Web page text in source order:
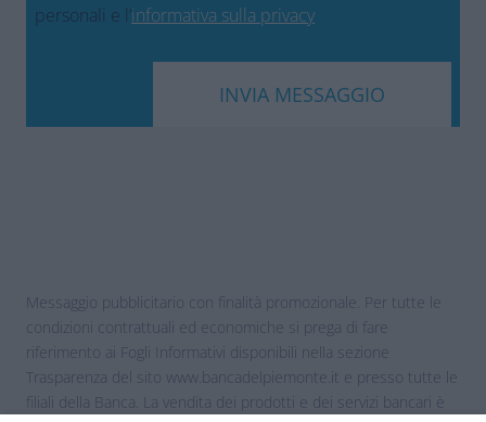
personali e l’informativa sulla privacy
Messaggio pubblicitario con finalità promozionale. Per tutte le
condizioni contrattuali ed economiche si prega di fare
riferimento ai Fogli Informativi disponibili nella sezione
Trasparenza del sito www.bancadelpiemonte.it e presso tutte le
filiali della Banca. La vendita dei prodotti e dei servizi bancari è